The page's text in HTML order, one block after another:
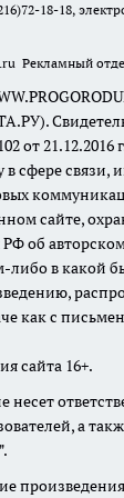
18-18,
Рекламный
от 21.12.2016
в сфере
сайте,
РФ об
либо в какой
как с
сайта 16+.
несет
а